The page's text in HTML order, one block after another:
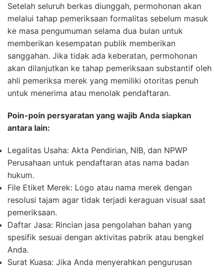
Setelah seluruh berkas diunggah, permohonan akan
melalui tahap pemeriksaan formalitas sebelum masuk
ke masa pengumuman selama dua bulan untuk
memberikan kesempatan publik memberikan
sanggahan. Jika tidak ada keberatan, permohonan
akan dilanjutkan ke tahap pemeriksaan substantif oleh
ahli pemeriksa merek yang memiliki otoritas penuh
untuk menerima atau menolak pendaftaran.
Poin-poin persyaratan yang wajib Anda siapkan
antara lain:
Legalitas Usaha: Akta Pendirian, NIB, dan NPWP
Perusahaan untuk pendaftaran atas nama badan
hukum.
File Etiket Merek: Logo atau nama merek dengan
resolusi tajam agar tidak terjadi keraguan visual saat
pemeriksaan.
Daftar Jasa: Rincian jasa pengolahan bahan yang
spesifik sesuai dengan aktivitas pabrik atau bengkel
Anda.
Surat Kuasa: Jika Anda menyerahkan pengurusan